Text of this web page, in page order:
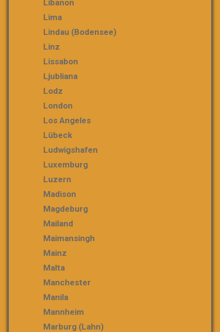
Libanon
Lima
Lindau (Bodensee)
Linz
Lissabon
Ljubliana
Lodz
London
Los Angeles
Lübeck
Ludwigshafen
Luxemburg
Luzern
Madison
Magdeburg
Mailand
Maimansingh
Mainz
Malta
Manchester
Manila
Mannheim
Marburg (Lahn)